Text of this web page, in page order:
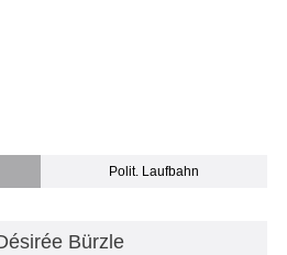
Polit. Laufbahn
Bürzle